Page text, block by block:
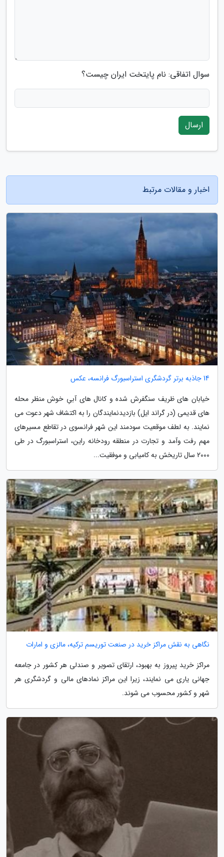
سوال اتفاقی: نام پایتخت ایران چیست؟
ارسال
اخبار و مقالات مرتبط
14 جاذبه برتر گردشگری استراسبورگ فرانسه، عکس
خیابان های ظریف سنگفرش شده و کانال های آبیِ خوش منظر محله
های قدیمی (در گراند ایل) بازدیدنمایندگان را به اکتشاف شهر دعوت می
نمایند. به لطف موقعیت سودمند این شهر فرانسوی در تقاطع مسیرهای
مهم رفت وآمد و تجارت در منطقه رودخانه راین، استراسبورگ در طی
2000 سال تاریخش به کامیابی و موفقیت...
نگاهی به نقش مراکز خرید در صنعت توریسم ترکیه، مالزی و امارات
مراکز خرید پیروز به بهبود، ارتقای تصویر و صندلی هر کشور در جامعه
جهانی یاری می نمایند، زیرا این مراکز نمادهای مالی و گردشگری هر
شهر و کشور محسوب می شوند.